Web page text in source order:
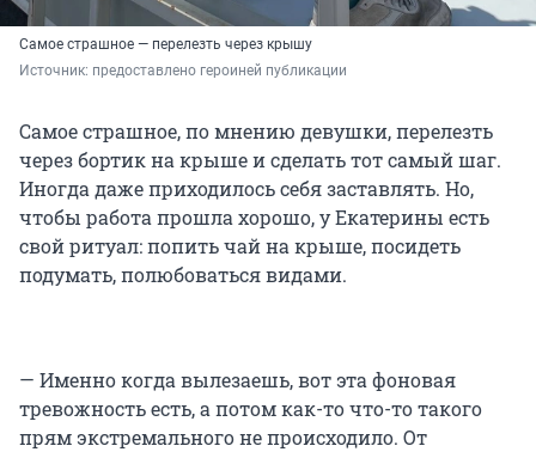
Самое страшное — перелезть через крышу
Источник: предоставлено героиней публикации
Самое страшное, по мнению девушки, перелезть
через бортик на крыше и сделать тот самый шаг.
Иногда даже приходилось себя заставлять. Но,
чтобы работа прошла хорошо, у Екатерины есть
свой ритуал: попить чай на крыше, посидеть
подумать, полюбоваться видами.
— Именно когда вылезаешь, вот эта фоновая
тревожность есть, а потом как-то что-то такого
прям экстремального не происходило. От